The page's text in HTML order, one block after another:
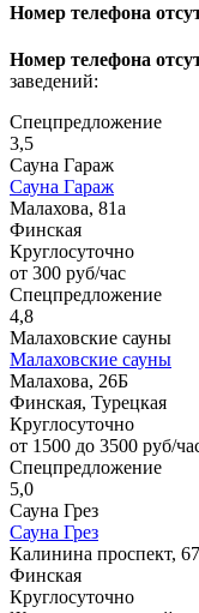
Номер телефона
Номер телефона
заведений:
Спецпредложение
3,5
Сауна Гараж
Сауна Гараж
Малахова, 81а
Финская
Круглосуточно
от 300 руб/час
Спецпредложение
4,8
Малаховские сауны
Малаховские сауны
Малахова, 26Б
Финская, Турецкая
Круглосуточно
от 1500 до 3500 руб/
Спецпредложение
5,0
Сауна Грез
Сауна Грез
Калинина проспект,
Финская
Круглосуточно